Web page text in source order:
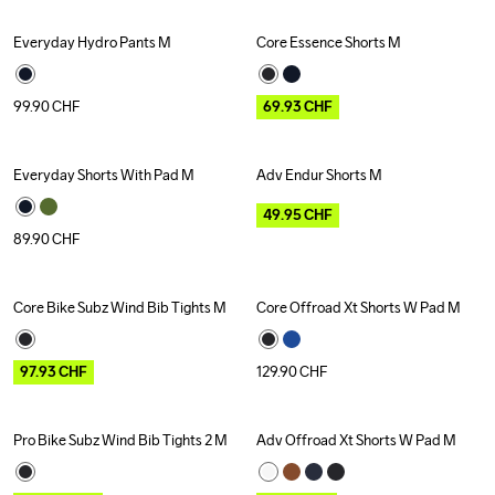
Everyday Hydro Pants M
99.90CHF
Outlet Recycled
Core Essence Shorts M
69.93CHF
Everyday Shorts With Pad M
89.90CHF
Outlet
Adv Endur Shorts M
49.95CHF
Outlet Recycled
Core Bike Subz Wind Bib Tights M
97.93CHF
Core Offroad Xt Shorts W Pad M
129.90CHF
Outlet
Pro Bike Subz Wind Bib Tights 2 M Outlet
Adv Offroad Xt Shorts W Pad M